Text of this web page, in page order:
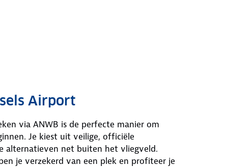
Airport
via ANWB is de perfecte manier om
Je kiest uit veilige, officiële
alternatieven net buiten het vliegveld.
je verzekerd van een plek en profiteer je